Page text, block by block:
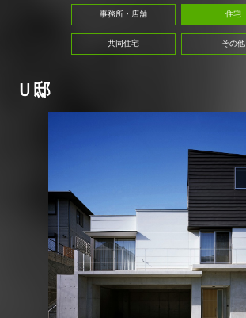
事務所・店舗 住宅
共同住宅 その他
Ｕ邸